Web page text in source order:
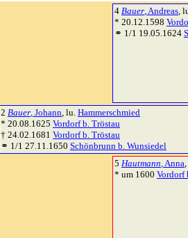
4 Bauer, Andreas,
* 20.12.1598
⚭ 1/1 19.05.1624
2 Bauer, Johann, lu. Hammerschmied
* 20.08.1625 Vordorf b. Tröstau
† 24.02.1681 Vordorf b. Tröstau
⚭ 1/1 27.11.1650 Schönbrunn b. Wunsiedel
5 Hautmann, Anna
* um 1600 Vordorf